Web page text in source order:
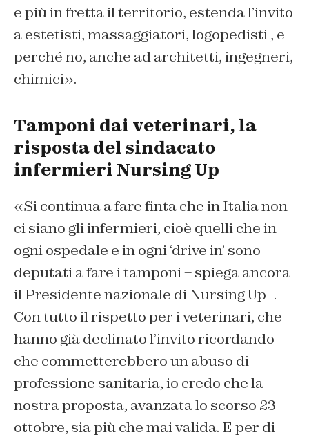
e più in fretta il territorio, estenda l’invito
a estetisti, massaggiatori, logopedisti , e
perché no, anche ad architetti, ingegneri,
chimici».
Tamponi dai veterinari, la
risposta del sindacato
infermieri Nursing Up
«Si continua a fare finta che in Italia non
ci siano gli infermieri, cioè quelli che in
ogni ospedale e in ogni ‘drive in’ sono
deputati a fare i tamponi – spiega ancora
il Presidente nazionale di Nursing Up -.
Con tutto il rispetto per i veterinari, che
hanno già declinato l’invito ricordando
che commetterebbero un abuso di
professione sanitaria, io credo che la
nostra proposta, avanzata lo scorso 23
ottobre, sia più che mai valida. E per di